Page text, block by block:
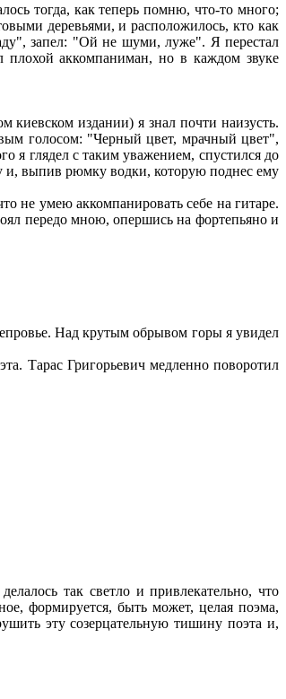
тогда, как теперь помню, что-то много;
деревьями, и расположилось, кто как
запел: "Ой не шуми, луже". Я перестал
плохой аккомпаниман, но в каждом звуке
издании) я знал почти наизусть.
голосом: "Черный цвет, мрачный цвет",
я глядел с таким уважением, спустился до
и, выпив рюмку водки, которую поднес ему
не умею аккомпанировать себе на гитаре.
передо мною, опершись на фортепьяно и
Над крутым обрывом горы я увидел
Тарас Григорьевич медленно поворотил
так светло и привлекательно, что
формируется, быть может, целая поэма,
эту созерцательную тишину поэта и,